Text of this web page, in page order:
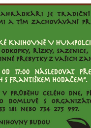
Novenka v Klášteře
svět